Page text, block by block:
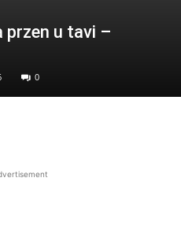
przen u tavi –
0